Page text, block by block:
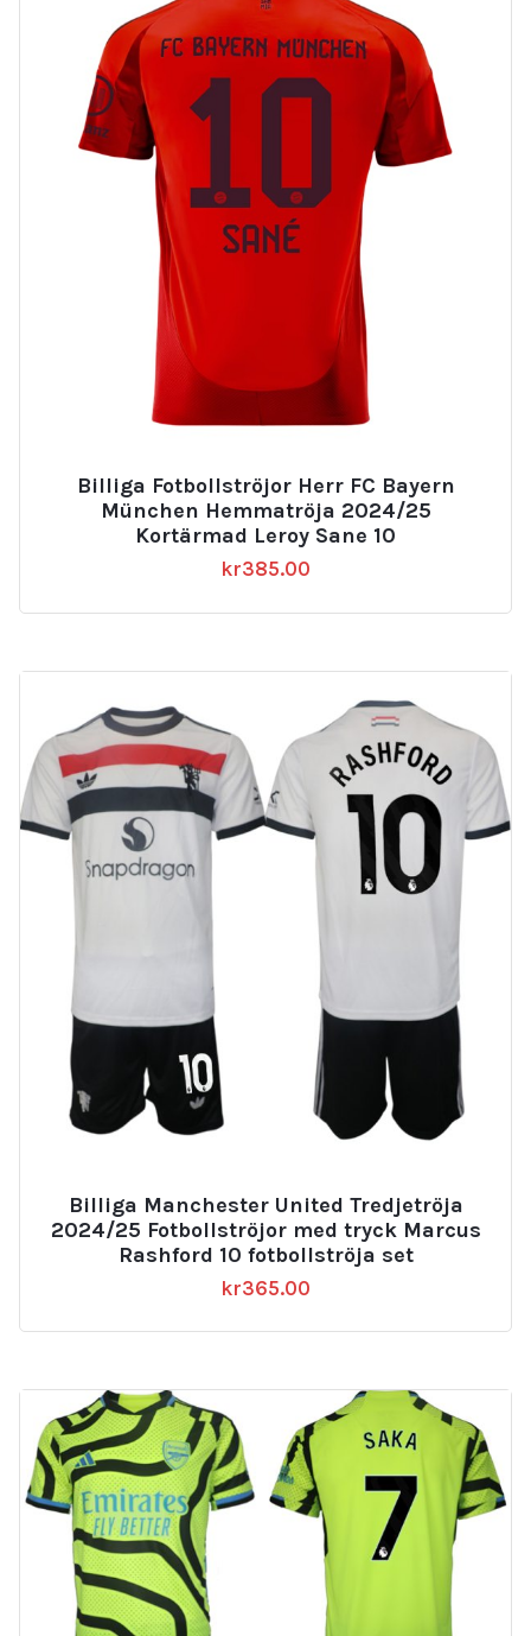
Billiga Fotbollströjor Herr FC Bayern
München Hemmatröja 2024/25
Kortärmad Leroy Sane 10
kr385.00
Billiga Manchester United Tredjetröja
2024/25 Fotbollströjor med tryck Marcus
Rashford 10 fotbollströja set
kr365.00